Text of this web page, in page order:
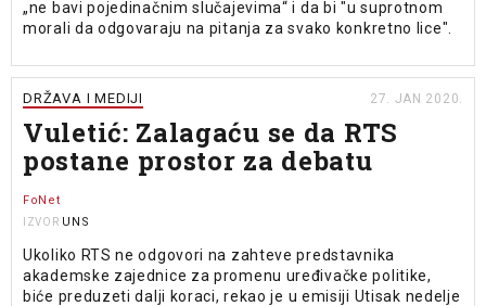
„ne bavi pojedinačnim slučajevima“ i da bi "u suprotnom
morali da odgovaraju na pitanja za svako konkretno lice".
DRŽAVA I MEDIJI 27. JAN 2020.
Vuletić: Zalagaću se da RTS
postane prostor za debatu
FoNet
IZVOR UNS
Ukoliko RTS ne odgovori na zahteve predstavnika
akademske zajednice za promenu uređivačke politike,
biće preduzeti dalji koraci, rekao je u emisiji Utisak nedelje